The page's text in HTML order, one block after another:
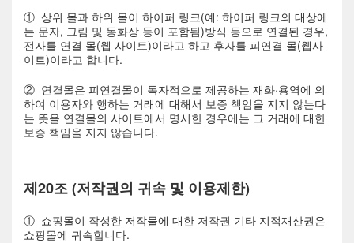
① 상위 몰과 하위 몰이 하이퍼 링크(예: 하이퍼 링크의 대상에
는 문자, 그림 및 동화상 등이 포함됨)방식 등으로 연결된 경우,
전자를 연결 몰(웹 사이트)이라고 하고 후자를 피연결 몰(웹사
이트)이라고 합니다.
② 연결몰은 피연결몰이 독자적으로 제공하는 재화·용역에 의
하여 이용자와 행하는 거래에 대해서 보증 책임을 지지 않는다
는 뜻을 연결몰의 사이트에서 명시한 경우에는 그 거래에 대한
보증 책임을 지지 않습니다.
제20조 (저작권의 귀속 및 이용제한)
① 쇼핑몰이 작성한 저작물에 대한 저작권 기타 지적재산권은
쇼핑몰에 귀속합니다.